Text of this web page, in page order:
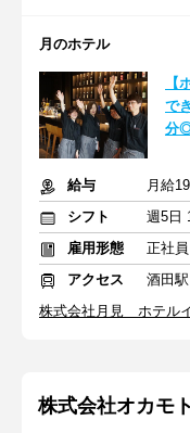
月のホテル
【
で
分
給与
シフト
週5日
雇用形態
正社員
アクセス
酒田
株式会社月見 ホテル
株式会社オカモト